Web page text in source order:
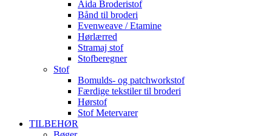
Aida Broderistof
Bånd til broderi
Evenweave / Etamine
Hørlærred
Stramaj stof
Stofberegner
Stof
Bomulds- og patchworkstof
Færdige tekstiler til broderi
Hørstof
Stof Metervarer
TILBEHØR